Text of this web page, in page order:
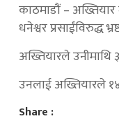
काठमाडौं –
धनेश्वर प्रसाईंविरुद्ध
अख्तियारले
उनलाई अख्तियारले
Share :